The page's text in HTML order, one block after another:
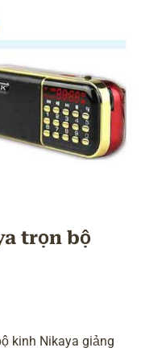
trọn bộ
kinh Nikaya giảng